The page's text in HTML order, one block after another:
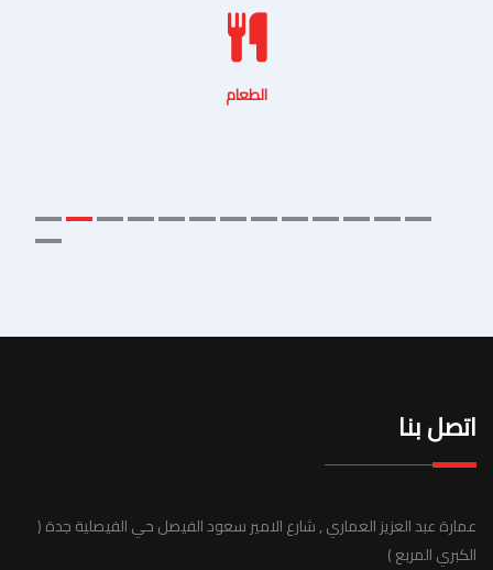
الطعام
اتصل بنا
عمارة عبد العزيز العماري , شارع الامير سعود الفيصل حي الفيصلية جدة (
الكبري المربع )